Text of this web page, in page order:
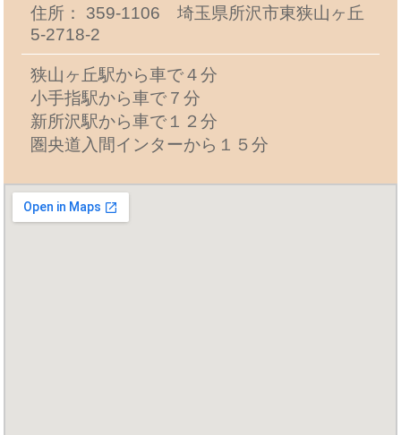
住所： 359-1106 埼玉県所沢市東狭山ヶ丘
5-2718-2
狭山ヶ丘駅から車で４分
小手指駅から車で７分
新所沢駅から車で１２分
圏央道入間インターから１５分